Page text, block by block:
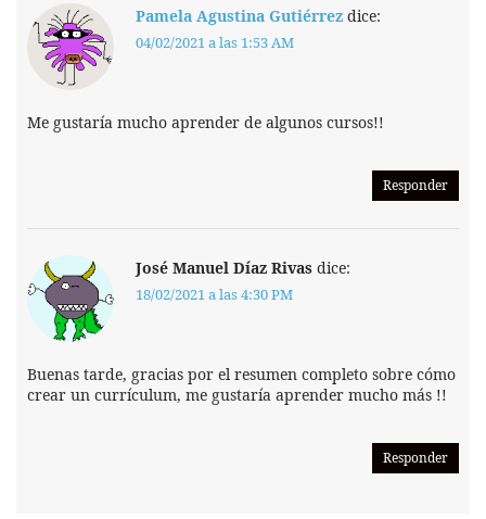
Pamela Agustina Gutiérrez dice:
04/02/2021 a las 1:53 AM
Me gustaría mucho aprender de algunos cursos!!
Responder
José Manuel Díaz Rivas dice:
18/02/2021 a las 4:30 PM
Buenas tarde, gracias por el resumen completo sobre cómo
crear un currículum, me gustaría aprender mucho más !!
Responder